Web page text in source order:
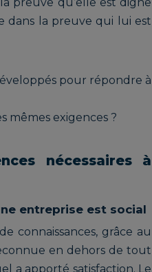
dans la preuve qui lui est
pour répondre à
mêmes exigences ?
nécessaires à
entreprise est social
connaissances, grâce au
en dehors de tout
a apporté satisfaction. Le